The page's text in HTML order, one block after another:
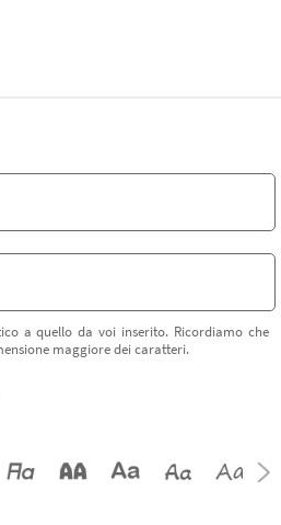
a quello da voi inserito. Ricordiamo che
maggiore dei caratteri.